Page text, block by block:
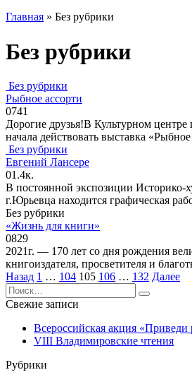
Главная » Без рубрики
Без рубрики
Без рубрики
Рыбное ассорти
0741
Дорогие друзья!В Культурном
начала действовать выставка «Рыбное
Без рубрики
Евгений Лансере
01.4к.
В постоянной экспозиции Историко-
г.Юрьевца находится графическая
Без рубрики
«Жизнь для книги»
0829
2021г. — 170 лет со дня рождения
книгоиздателя, просветителя и
Пагинация
записей
Назад 1 … 104 105 106 … 132 Далее
Search
for:
Свежие записи
Всероссийская акция «Приведи
VIII Владимировские чтения
Рубрики